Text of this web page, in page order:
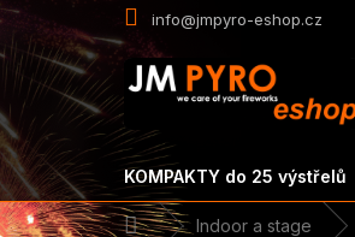
Přejít
na
obsah
info@jmpyro-eshop.cz
KOMPAKTY do 25 výstřelů
Domů Indoor a stage